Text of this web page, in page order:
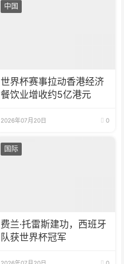
中国
世界杯赛事拉动香港经济
餐饮业增收约5亿港元
2026年07月20日 0
国际
费兰·托雷斯建功，西班牙
队获世界杯冠军